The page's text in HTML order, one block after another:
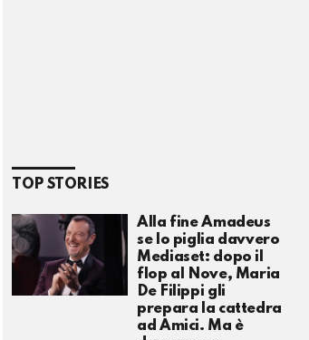
TOP STORIES
Alla fine Amadeus
se lo piglia davvero
Mediaset: dopo il
flop al Nove, Maria
De Filippi gli
prepara la cattedra
ad Amici. Ma è